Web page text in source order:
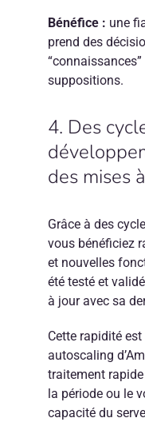
Bénéfice : une
prend des
suppositions.
4. Des
des mises
Grâce à des
vous bénéficiez
et nouvelles
été testé et
à jour avec sa
Cette rapidité
autoscaling
traitement
la période ou le
capacité du